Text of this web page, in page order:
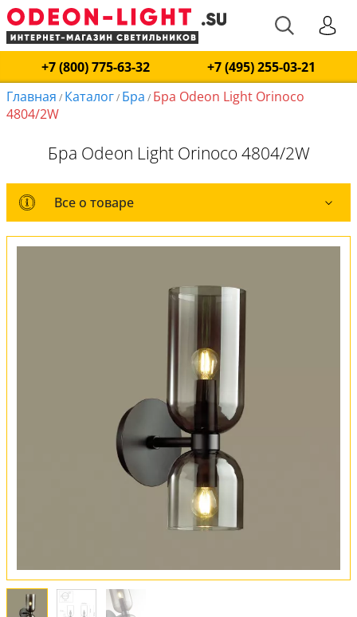
+7 (800) 775-63-32
+7 (495) 255-03-21
Главная / Каталог/ Бра / Бра Odeon Light Orinoco
4804/2W
Бра Odeon Light Orinoco 4804/2W
Все о товаре
Все о товаре
Оплата и доставка
Установка